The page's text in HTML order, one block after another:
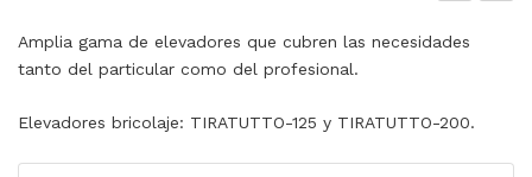
VA
RE
Amplia gama de elevadores que cubren las necesidades
tanto del particular como del profesional.
Elevadores bricolaje: TIRATUTTO-125 y TIRATUTTO-200.